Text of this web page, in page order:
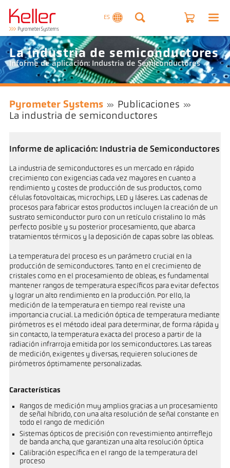
ES
La industria de semiconductores
Informe de aplicación: Industria de Semiconductores
Pyrometer Systems
Publicaciones
La industria de semiconductores
Informe de aplicación: Industria de Semiconductores
La industria de semiconductores es un mercado en rápido
crecimiento con exigencias cada vez mayores en cuanto a
rendimiento y costes de producción de sus productos, como
células fotovoltaicas, microchips, LED y láseres. Las cadenas de
procesos para fabricar estos productos incluyen la creación de un
sustrato semiconductor puro con un retículo cristalino lo más
perfecto posible y su posterior procesamiento, que abarca
tratamientos térmicos y la deposición de capas sobre las obleas.
La temperatura del proceso es un parámetro crucial en la
producción de semiconductores. Tanto en el crecimiento de
cristales como en el procesamiento de obleas, es fundamental
mantener rangos de temperatura específicos para evitar defectos
y lograr un alto rendimiento en la producción. Por ello, la
medición de la temperatura en tiempo real reviste una
importancia crucial. La medición óptica de temperatura mediante
pirómetros es el método ideal para determinar, de forma rápida y
sin contacto, la temperatura exacta del proceso a partir de la
radiación infrarroja emitida por los semiconductores. Las tareas
de medición, exigentes y diversas, requieren soluciones de
pirómetros óptimamente personalizadas.
Características
Rangos de medición muy amplios gracias a un procesamiento
de señal híbrido, con una alta resolución de señal constante en
todo el rango de medición
Sistemas ópticos de precisión con revestimiento antirreflejo
de banda ancha, que garantizan una alta resolución óptica
Calibración específica en el rango de la temperatura del
proceso